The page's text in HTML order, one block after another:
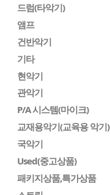
드럼(타악기)
앰프
건반악기
기타
현악기
관악기
P/A 시스템(마이크)
교재용악기(교육용 악기)
국악기
Used(중고상품)
패키지상품,특가상품